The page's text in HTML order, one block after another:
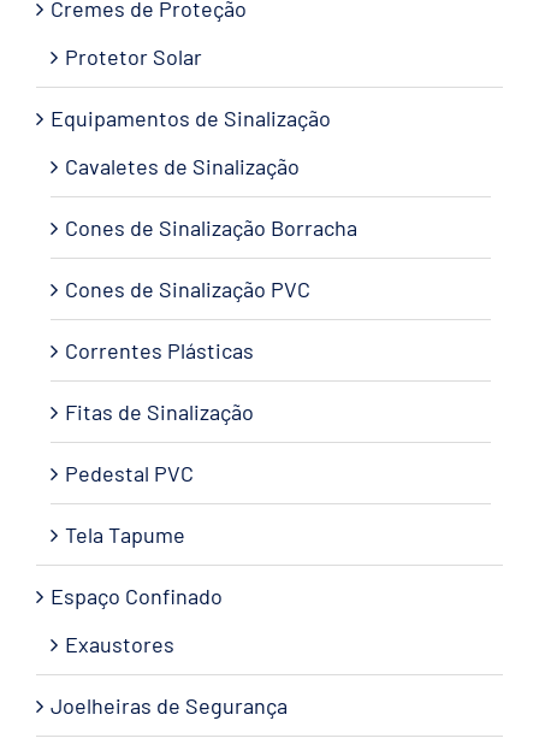
Cremes de Proteção
Protetor Solar
Equipamentos de Sinalização
Cavaletes de Sinalização
Cones de Sinalização Borracha
Cones de Sinalização PVC
Correntes Plásticas
Fitas de Sinalização
Pedestal PVC
Tela Tapume
Espaço Confinado
Exaustores
Joelheiras de Segurança